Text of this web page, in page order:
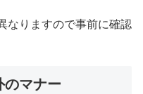
なりますので事前に確認
マナー